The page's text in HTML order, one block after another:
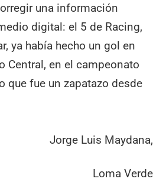
una información
digital: el 5 de Racing,
ya había hecho un gol en
Central, en el campeonato
que fue un zapatazo desde
Jorge Luis Maydana,
Loma Verde